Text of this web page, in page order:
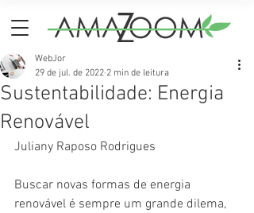
Sustentabilidade: Energia
Renovável
WebJor
29 de jul. de 2022 2 min de leitura
Juliany Raposo Rodrigues
Buscar novas formas de energia
renovável é sempre um grande dilema,